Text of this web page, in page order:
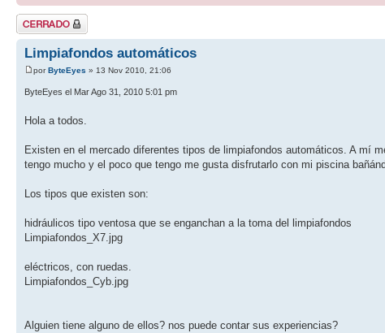
Tema cerrado
Limpiafondos automáticos
porByteEyes » 13 Nov 2010, 21:06
ByteEyes el Mar Ago 31, 2010 5:01 pm
Hola a todos.
Existen en el mercado diferentes tipos de limpiafondos automáticos. A mí
tengo mucho y el poco que tengo me gusta disfrutarlo con mi piscina
Los tipos que existen son:
hidráulicos tipo ventosa que se enganchan a la toma del limpiafondos
Limpiafondos_X7.jpg
eléctricos, con ruedas.
Limpiafondos_Cyb.jpg
Alguien tiene alguno de ellos? nos puede contar sus experiencias?